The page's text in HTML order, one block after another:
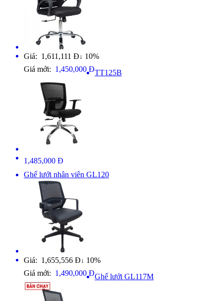
Giá: 1,611,111 Đ ↓ 10%
Giá mới: 1,450,000 ĐTT125B
1,485,000 Đ
Ghế lưới nhân viên GL120
Giá: 1,655,556 Đ ↓ 10%
Giá mới: 1,490,000 ĐGhế lưới GL117M